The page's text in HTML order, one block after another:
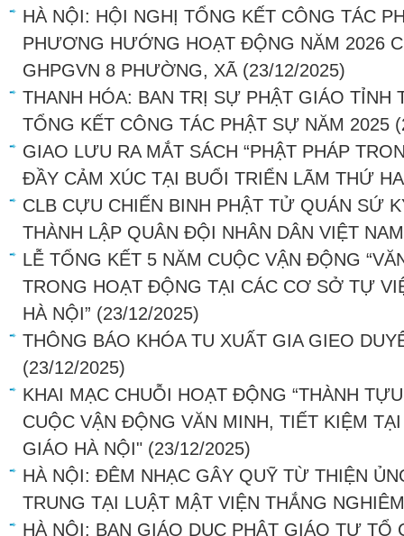
HÀ NỘI: HỘI NGHỊ TỔNG KẾT CÔNG TÁC
PHƯƠNG HƯỚNG HOẠT ĐỘNG NĂM 2026
GHPGVN 8 PHƯỜNG, XÃ (23/12/2025)
THANH HÓA: BAN TRỊ SỰ PHẬT GIÁO TỈNH
TỔNG KẾT CÔNG TÁC PHẬT SỰ NĂM 2025
GIAO LƯU RA MẮT SÁCH “PHẬT PHÁP
ĐẦY CẢM XÚC TẠI BUỔI TRIỂN LÃM THỨ
CLB CỰU CHIẾN BINH PHẬT TỬ QUÁN SỨ
THÀNH LẬP QUÂN ĐỘI NHÂN DÂN VIỆT NAM
LỄ TỔNG KẾT 5 NĂM CUỘC VẬN ĐỘNG
TRONG HOẠT ĐỘNG TẠI CÁC CƠ SỞ TỰ
HÀ NỘI” (23/12/2025)
THÔNG BÁO KHÓA TU XUẤT GIA GIEO
(23/12/2025)
KHAI MẠC CHUỖI HOẠT ĐỘNG “THÀNH
CUỘC VẬN ĐỘNG VĂN MINH, TIẾT KIỆM
GIÁO HÀ NỘI" (23/12/2025)
HÀ NỘI: ĐÊM NHẠC GÂY QUỸ TỪ THIỆN
TRUNG TẠI LUẬT MẬT VIỆN THẮNG NGHIÊM
HÀ NỘI: BAN GIÁO DỤC PHẬT GIÁO TƯ TỔ